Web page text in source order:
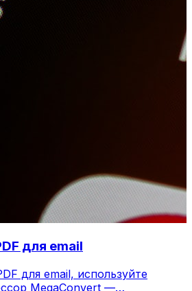
для email
для email, используйте
MegaConvert —